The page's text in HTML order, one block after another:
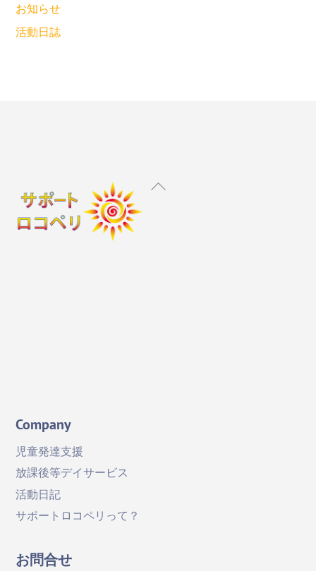
お知らせ
活動日誌
Back
Company
児童発達支援
放課後等デイサービス
活動日記
サポートロコペリって？
お問合せ